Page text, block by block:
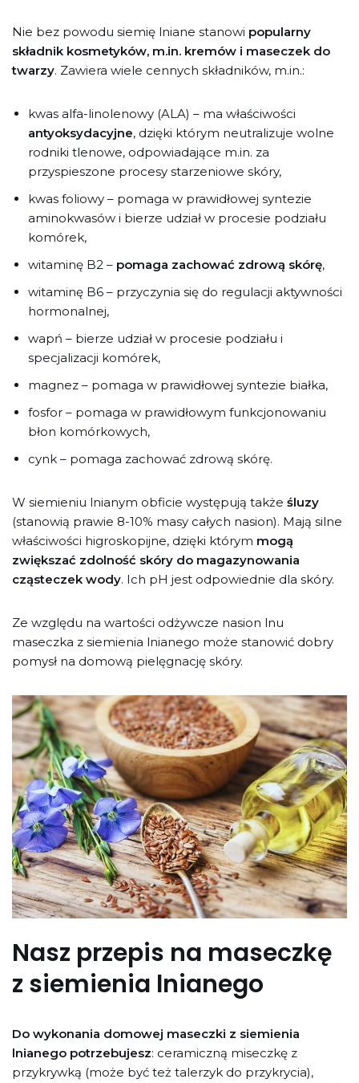
Nie bez powodu siemię lniane stanowi popularny
składnik kosmetyków, m.in. kremów i maseczek do
twarzy. Zawiera wiele cennych składników, m.in.:
kwas alfa-linolenowy (ALA) – ma właściwości
antyoksydacyjne, dzięki którym neutralizuje wolne
rodniki tlenowe, odpowiadające m.in. za
przyspieszone procesy starzeniowe skóry,
kwas foliowy – pomaga w prawidłowej syntezie
aminokwasów i bierze udział w procesie podziału
komórek,
witaminę B2 – pomaga zachować zdrową skórę,
witaminę B6 – przyczynia się do regulacji aktywności
hormonalnej,
wapń – bierze udział w procesie podziału i
specjalizacji komórek,
magnez – pomaga w prawidłowej syntezie białka,
fosfor – pomaga w prawidłowym funkcjonowaniu
błon komórkowych,
cynk – pomaga zachować zdrową skórę.
W siemieniu lnianym obficie występują także śluzy
(stanowią prawie 8-10% masy całych nasion). Mają silne
właściwości higroskopijne, dzięki którym mogą
zwiększać zdolność skóry do magazynowania
cząsteczek wody. Ich pH jest odpowiednie dla skóry.
Ze względu na wartości odżywcze nasion lnu
maseczka z siemienia lnianego może stanowić dobry
pomysł na domową pielęgnację skóry.
Nasz przepis na maseczkę
z siemienia lnianego
Do wykonania domowej maseczki z siemienia
lnianego potrzebujesz: ceramiczną miseczkę z
przykrywką (może być też talerzyk do przykrycia),